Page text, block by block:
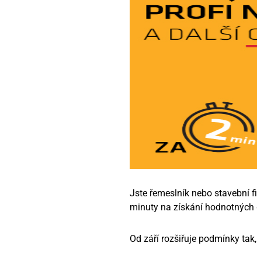
Jste řemeslník nebo stavební
minuty na získání
Od září rozšiřuje podmínky